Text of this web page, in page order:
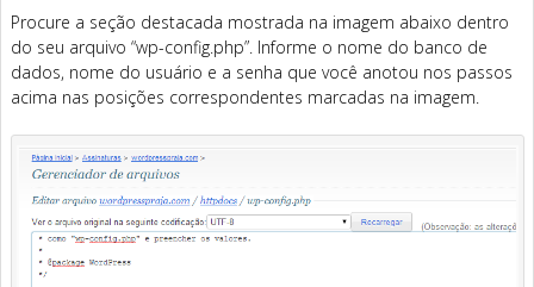
Procure a seção destacada mostrada na imagem abaixo dentro
do seu arquivo “wp-config.php”. Informe o nome do banco de
dados, nome do usuário e a senha que você anotou nos passos
acima nas posições correspondentes marcadas na imagem.